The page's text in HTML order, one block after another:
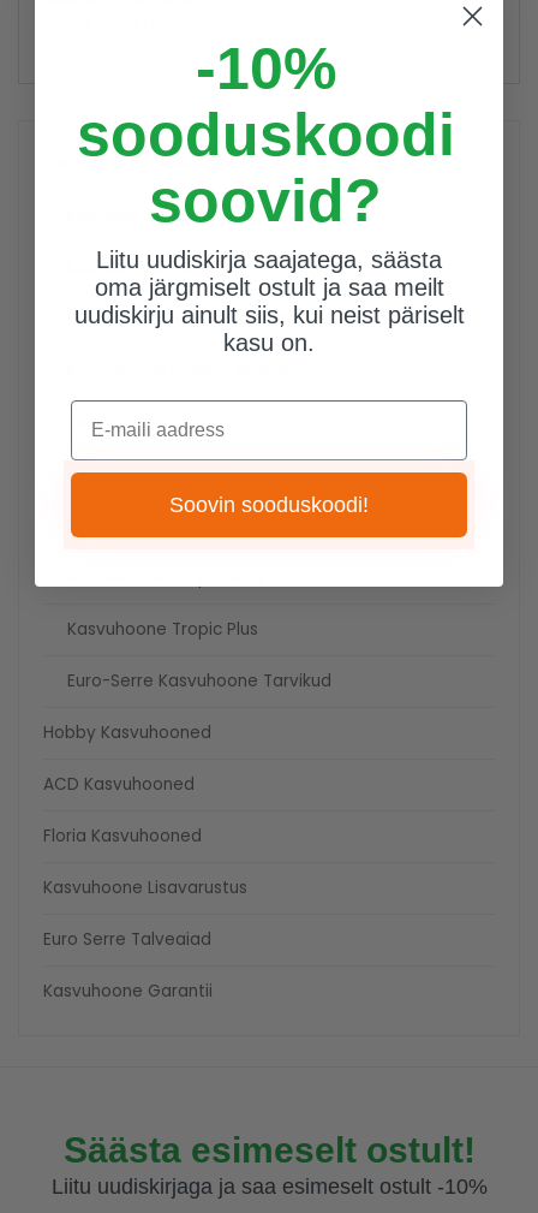
Kasvuhoone Euro Maxi
Kasvuhoone Euro Plus
Kasvuhoone Seinamudel Wall
Kasvuhoone Exotic
Kasvuhoone Rondon
Kasvuhoone Gothic
Kasvuhoone Tropic Plus
Euro-Serre Kasvuhoone Tarvikud
Hobby Kasvuhooned
ACD Kasvuhooned
Floria Kasvuhooned
Kasvuhoone Lisavarustus
Euro Serre Talveaiad
Kasvuhoone Garantii
Säästa esimeselt ostult!
Liitu uudiskirjaga ja saa esimeselt ostult -10%
-10%
sooduskoodi
soovid?
Liitu uudiskirja saajatega, säästa
oma järgmiselt ostult ja saa meilt
uudiskirju ainult siis, kui neist päriselt
kasu on.
E-maili aadress
Soovin sooduskoodi!